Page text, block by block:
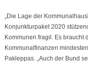
„Die Lage der
Konjunkturpaket 2020
Kommunen fragil. Es braucht
Kommunalfinanzen
Pakleppas. „Auch der Bund